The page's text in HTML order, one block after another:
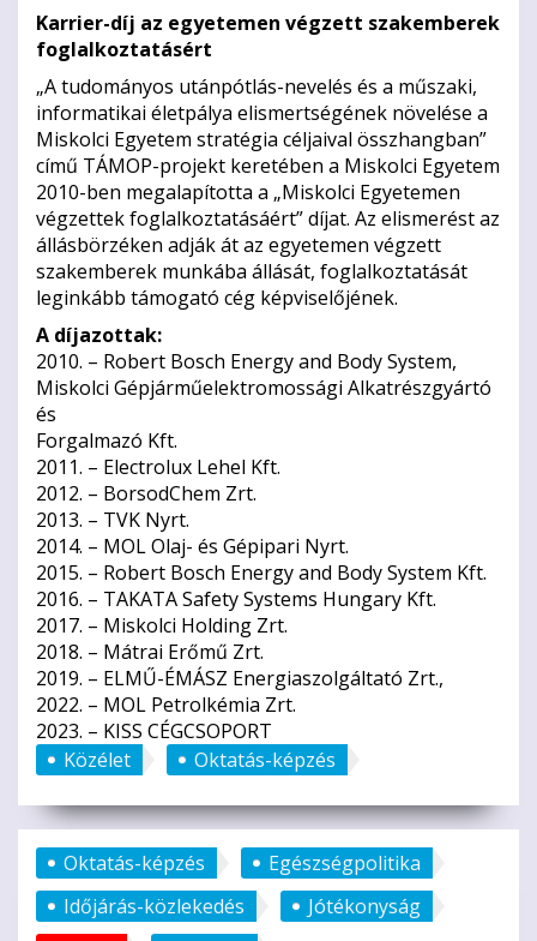
Karrier-díj az egyetemen végzett szakemberek
foglalkoztatásért
„A tudományos utánpótlás-nevelés és a műszaki,
informatikai életpálya elismertségének növelése a
Miskolci Egyetem stratégia céljaival összhangban”
című TÁMOP-projekt keretében a Miskolci Egyetem
2010-ben megalapította a „Miskolci Egyetemen
végzettek foglalkoztatásáért” díjat. Az elismerést az
állásbörzéken adják át az egyetemen végzett
szakemberek munkába állását, foglalkoztatását
leginkább támogató cég képviselőjének.
A díjazottak:
2010. – Robert Bosch Energy and Body System,
Miskolci Gépjárműelektromossági Alkatrészgyártó
és
Forgalmazó Kft.
2011. – Electrolux Lehel Kft.
2012. – BorsodChem Zrt.
2013. – TVK Nyrt.
2014. – MOL Olaj- és Gépipari Nyrt.
2015. – Robert Bosch Energy and Body System Kft.
2016. – TAKATA Safety Systems Hungary Kft.
2017. – Miskolci Holding Zrt.
2018. – Mátrai Erőmű Zrt.
2019. – ELMŰ-ÉMÁSZ Energiaszolgáltató Zrt.,
2022. – MOL Petrolkémia Zrt.
2023. – KISS CÉGCSOPORT
Közélet
Oktatás-képzés
Oktatás-képzés
Egészségpolitika
Időjárás-közlekedés
Jótékonyság